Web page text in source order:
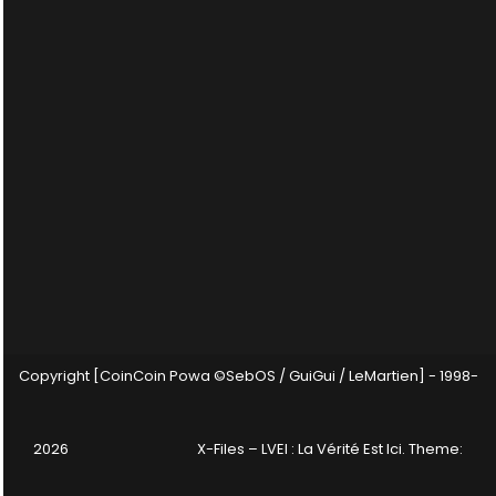
Copyright [CoinCoin Powa ©SebOS / GuiGui / LeMartien] - 1998-
2026 X-Files – LVEI : La Vérité Est Ici. Theme: